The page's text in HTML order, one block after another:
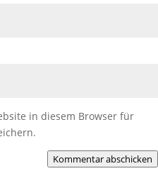
in diesem Browser für
Kommentar abschicken